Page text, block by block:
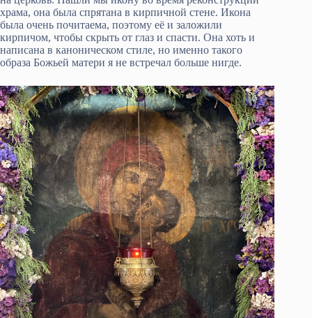
храма, она была спрятана в кирпичной стене. Икона
была очень почитаема, поэтому её и заложили
кирпичом, чтобы скрыть от глаз и спасти. Она хоть и
написана в каноническом стиле, но именно такого
образа Божьей матери я не встречал больше нигде.